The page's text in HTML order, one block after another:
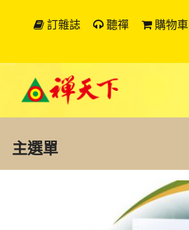
訂雜誌 聽禪 購物車
主選單